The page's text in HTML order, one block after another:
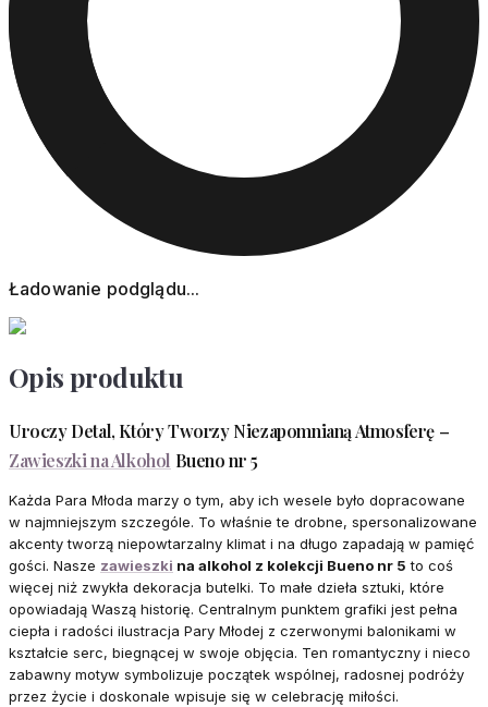
Ładowanie podglądu...
Opis produktu
Uroczy Detal, Który Tworzy Niezapomnianą Atmosferę –
Zawieszki na Alkohol Bueno nr 5
Każda Para Młoda marzy o tym, aby ich wesele było dopracowane
w najmniejszym szczególe. To właśnie te drobne, spersonalizowane
akcenty tworzą niepowtarzalny klimat i na długo zapadają w pamięć
gości. Nasze zawieszki na alkohol z kolekcji Bueno nr 5 to coś
więcej niż zwykła dekoracja butelki. To małe dzieła sztuki, które
opowiadają Waszą historię. Centralnym punktem grafiki jest pełna
ciepła i radości ilustracja Pary Młodej z czerwonymi balonikami w
kształcie serc, biegnącej w swoje objęcia. Ten romantyczny i nieco
zabawny motyw symbolizuje początek wspólnej, radosnej podróży
przez życie i doskonale wpisuje się w celebrację miłości.